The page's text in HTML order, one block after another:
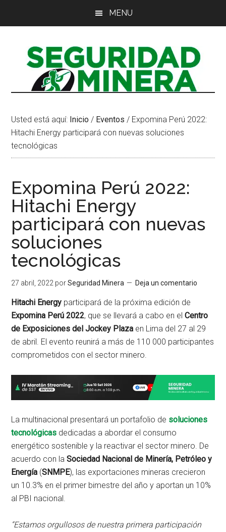
principal
MENU
Usted está aquí: Inicio / Eventos / Expomina Perú 2022:
Hitachi Energy participará con nuevas soluciones
tecnológicas
Expomina Perú 2022:
Hitachi Energy
participará con nuevas
soluciones
tecnológicas
27 abril, 2022 porSeguridad Minera Deja un comentario
Hitachi Energy participará de la próxima edición de
Expomina Perú 2022, que se llevará a cabo en elCentro
de Exposiciones del Jockey Plaza en Lima del 27 al 29
de abril. El evento reunirá a más de 110 000 participantes
comprometidos con el sector minero.
La multinacional presentará un portafolio de soluciones
tecnológicas dedicadas a abordar el consumo
energético sostenible y la reactivar el sector minero. De
acuerdo con laSociedad Nacional de Minería, Petróleo y
Energía (SNMPE), las exportaciones mineras crecieron
un 10.3% en el primer bimestre del año y aportan un 10%
al PBI nacional.
“Estamos orgullosos de nuestra primera participación